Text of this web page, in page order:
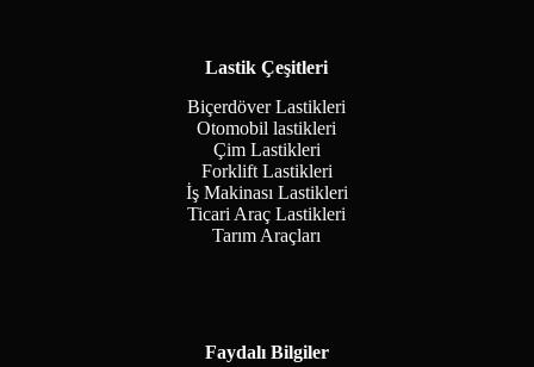
Lastik Çeşitleri
Biçerdöver Lastikleri
Otomobil lastikleri
Çim Lastikleri
Forklift Lastikleri
İş Makinası Lastikleri
Ticari Araç Lastikleri
Tarım Araçları
Faydalı Bilgiler